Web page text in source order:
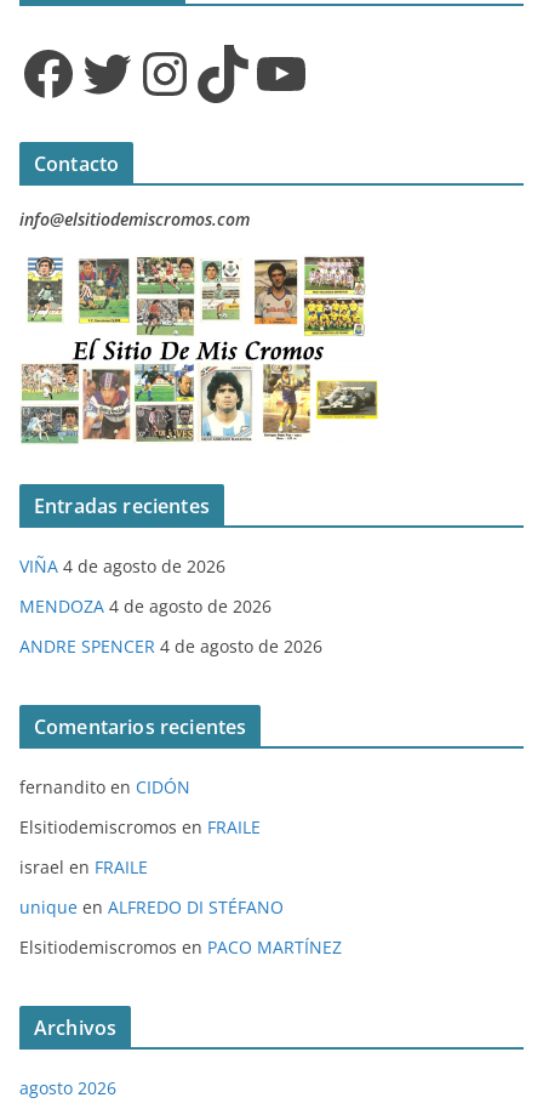
Facebook Twitter InstagramTikTok YouTube
Contacto
info@elsitiodemiscromos.com
Entradas recientes
VIÑA 4 de agosto de 2026
MENDOZA 4 de agosto de 2026
ANDRE SPENCER 4 de agosto de 2026
Comentarios recientes
fernandito en CIDÓN
Elsitiodemiscromos en FRAILE
israel en FRAILE
unique en ALFREDO DI STÉFANO
Elsitiodemiscromos en PACO MARTÍNEZ
Archivos
agosto 2026